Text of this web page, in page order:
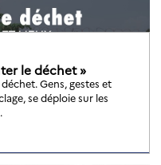
le déchet »
Gens, gestes et
se déploie sur les